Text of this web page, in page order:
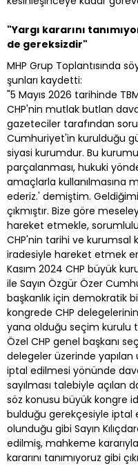
"Yargı kararını
de gereksizdir"
MHP Grup Toplantısında
şunları kaydetti:
"5 Mayıs 2026 tarihinde
CHP'nin mutlak butlan
gazeteciler tarafından
Cumhuriyet'in kurulduğu
siyasi kurumdur. Bu
parçalanması, hukuki
amaçlarla kullanılmasına
ederiz.' demiştim.
çıkmıştır. Bize göre
hareket etmekle,
CHP'nin tarihi ve kurumsal
iradesiyle hareket etmek en
Kasım 2024 CHP büyük
ile Sayın Özgür Özer
başkanlık için demokratik
kongrede CHP
yana olduğu seçim kurulu
Özel CHP genel başkanı
delegeler üzerinde
iptal edilmesi yönünde
sayılması talebiyle açılan
söz konusu büyük kongre
bulduğu gerekçesiyle iptal
olunduğu gibi Sayın
edilmiş, mahkeme
kararını tanımıyoruz gibi